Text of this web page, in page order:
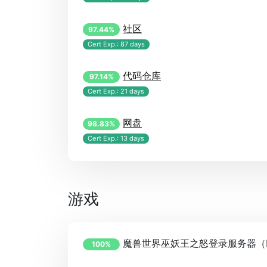
97.44% 社区
Cert Exp.: 87 days
97.14% 代码仓库
Cert Exp.: 21 days
98.83% 网盘
Cert Exp.: 13 days
游戏
100% 魔兽世界巫妖王之怒登录服务器（